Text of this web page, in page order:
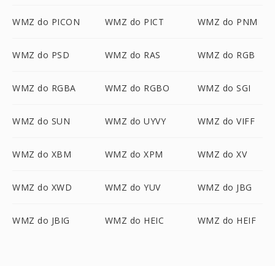
WMZ do PICON WMZ do PICT WMZ do PNM
WMZ do PSD WMZ do RAS WMZ do RGB
WMZ do RGBA WMZ do RGBO WMZ do SGI
WMZ do SUN WMZ do UYVY WMZ do VIFF
WMZ do XBM WMZ do XPM WMZ do XV
WMZ do XWD WMZ do YUV WMZ do JBG
WMZ do JBIG WMZ do HEIC WMZ do HEIF